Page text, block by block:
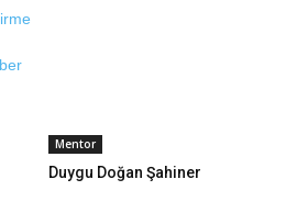
Mentor
Duygu Doğan Şahiner